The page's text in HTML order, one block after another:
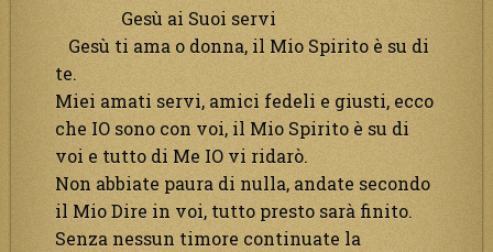
Gesù ai Suoi servi
Gesù ti ama o donna, il Mio Spirito è su di
te.
Miei amati servi, amici fedeli e giusti, ecco
che IO sono con voi, il Mio Spirito è su di
voi e tutto di Me IO vi ridarò.
Non abbiate paura di nulla, andate secondo
il Mio Dire in voi, tutto presto sarà finito.
Senza nessun timore continuate la